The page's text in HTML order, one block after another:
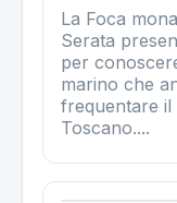
La Foca
Serata
per
marino che
frequentare il
Toscano....